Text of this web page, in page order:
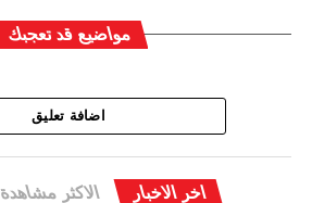
مواضيع قد تعجبك
اضافة تعليق
اخر الاخبار الاكثر مشاهدة